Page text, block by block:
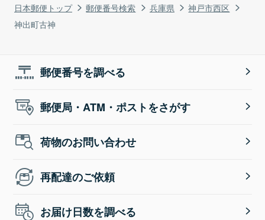
日本郵便トップ 郵便番号検索 兵庫県
神戸市西区
神出町古神
郵便番号を調べる
郵便局・ATM・ポストをさがす
荷物のお問い合わせ
再配達のご依頼
お届け日数を調べる